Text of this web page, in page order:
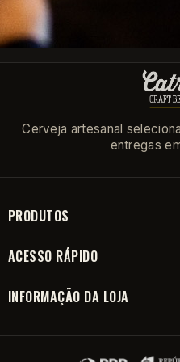
Cerveja artesanal
entregas
PRODUTOS
ACESSO RÁPIDO
INFORMAÇÃO DA LOJA